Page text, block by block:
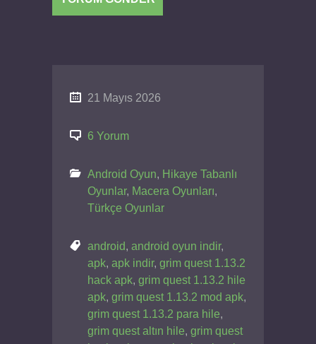
21 Mayıs 2026
6 Yorum
Android Oyun, Hikaye Tabanlı
Oyunlar, Macera Oyunları,
Türkçe Oyunlar
android, android oyun indir,
apk, apk indir, grim quest 1.13.2
hack apk, grim quest 1.13.2 hile
apk, grim quest 1.13.2 mod apk,
grim quest 1.13.2 para hile,
grim quest altın hile, grim quest